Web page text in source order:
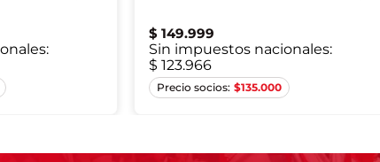
$ 149.999
Sin impuestos nacionales:
$ 123.966
$135.000
S